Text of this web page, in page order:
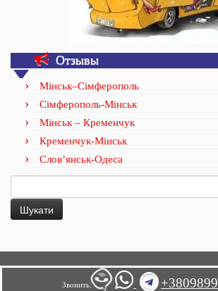
Отзывы
Мінськ–Сімферополь
Сімферополь-Мінськ
Мінськ – Кременчук
Кременчук-Мінськ
Слов’янськ-Одеса
Звонить: